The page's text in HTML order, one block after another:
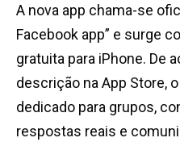
A nova app chama-se
Facebook app” e surge
gratuita para iPhone. De
descrição na App Store,
dedicado para grupos,
respostas reais e